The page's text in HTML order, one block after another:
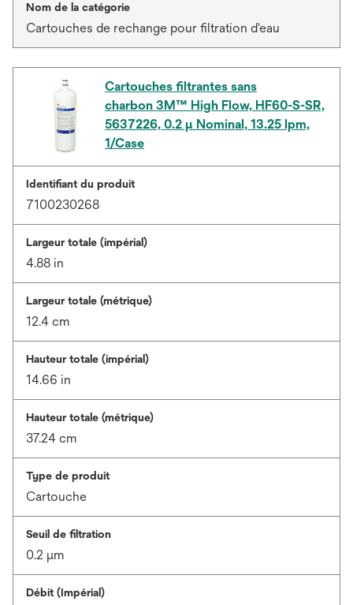
Nom de la catégorie
Cartouches de rechange pour filtration d'eau
Cartouches filtrantes sans
charbon 3M™ High Flow, HF60-S-SR,
5637226, 0.2 µ Nominal, 13.25 lpm,
1/Case
Identifiant du produit
7100230268
Largeur totale (impérial)
4.88 in
Largeur totale (métrique)
12.4 cm
Hauteur totale (impérial)
14.66 in
Hauteur totale (métrique)
37.24 cm
Type de produit
Cartouche
Seuil de filtration
0.2 μm
Débit (Impérial)